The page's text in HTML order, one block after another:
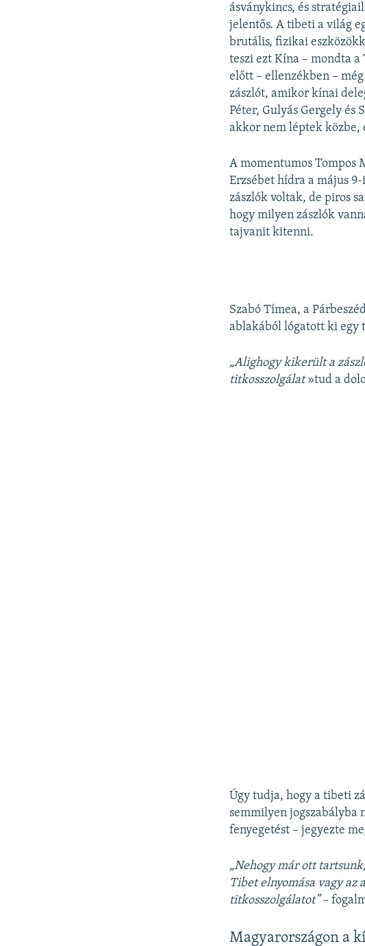
ásványkincs, és
jelentős. A tibeti a világ
brutális, fizikai
teszi ezt Kína – mondta
előtt – ellenzékben –
zászlót, amikor kínai
Péter, Gulyás Gergely és
akkor nem léptek közbe,
A momentumos Tompos
Erzsébet hídra a május
zászlók voltak, de piros
hogy milyen zászlók
tajvanit kitenni.
Szabó Tímea, a
ablakából lógatott ki egy
„Alighogy kikerült a
titkosszolgálat»tud a
Úgy tudja, hogy a tibeti
semmilyen jogszabályba
fenyegetést – jegyezte
„Nehogy már ott
Tibet elnyomása vagy
titkosszolgálatot”–
Magyarországon a